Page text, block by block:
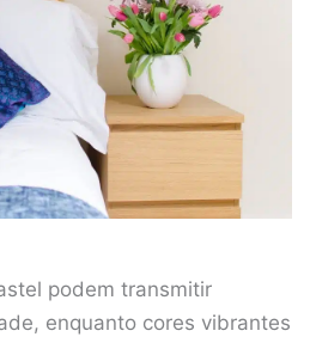
podem transmitir
enquanto cores vibrantes